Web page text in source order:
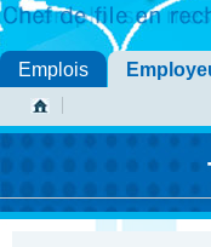
Emplois